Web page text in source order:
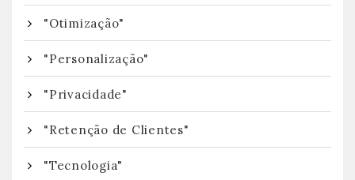
"Otimização"
"Personalização"
"Privacidade"
"Retenção de Clientes"
"Tecnologia"